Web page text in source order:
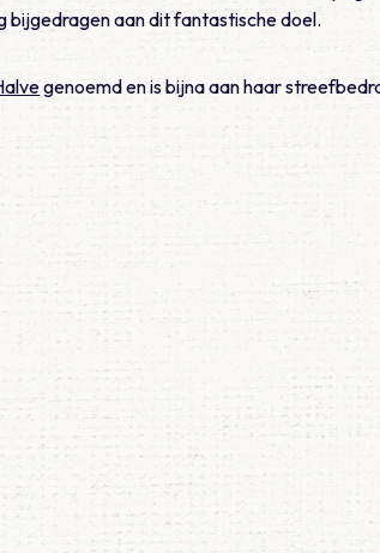
bijgedragen aan dit fantastische doel.
genoemd en is bijna aan haar